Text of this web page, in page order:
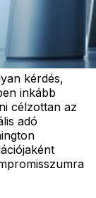
kérdés,
inkább
célzottan az
adó